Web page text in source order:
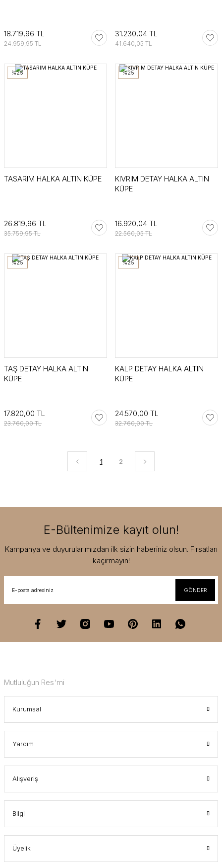
18.719,96 TL
24.959,95 TL
31.230,04 TL
41.640,05 TL
%25
TASARIM HALKA ALTIN KÜPE
26.819,96 TL
35.759,95 TL
%25
KIVRIM DETAY HALKA ALTIN
KÜPE
16.920,04 TL
22.560,05 TL
%25
TAŞ DETAY HALKA ALTIN
KÜPE
17.820,00 TL
23.760,00 TL
%25
KALP DETAY HALKA ALTIN
KÜPE
24.570,00 TL
32.760,00 TL
1 2
E-Bültenimize kayıt olun!
Kampanya ve duyurularımızdan ilk sizin haberiniz olsun. Fırsatları
kaçırmayın!
GÖNDER
Mutluluğun Res'mi
Kurumsal
Yardım
Alışveriş
Bilgi
Üyelik